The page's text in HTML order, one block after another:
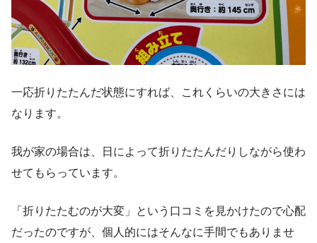
一応折りたたんだ状態にすれば、これくらいの大きさには
なります。
我が家の場合は、日によって折りたたんだりしながら使わ
せてもらっています。
「折りたたむのが大変」という口コミを見かけたので心配
だったのですが、個人的にはそんなに手間でもありませ